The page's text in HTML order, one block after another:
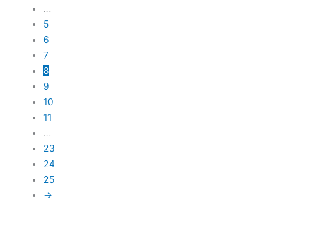
…
5
6
7
8
9
10
11
…
23
24
25
→